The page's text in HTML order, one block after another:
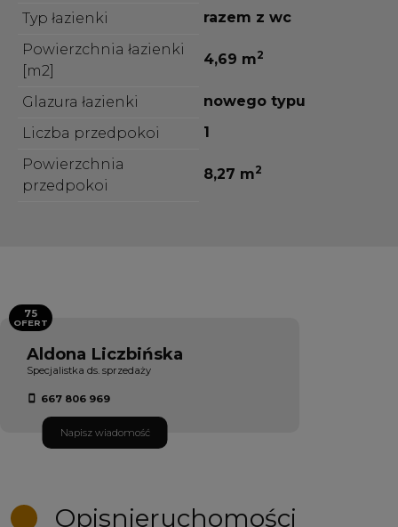
Typ łazienki
razem z wc
Powierzchnia łazienki
[m2]
4,69 m2
Glazura łazienki
nowego typu
Liczba przedpokoi
1
Powierzchnia
przedpokoi
8,27 m2
Aldona Liczbińska
Specjalistka ds. sprzedaży
667 806 969
Napisz wiadomość
75
OFERT
Opisnieruchomości